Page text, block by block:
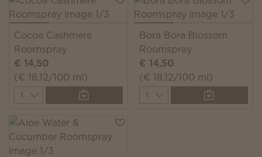
Cocoa Cashmere
Roomspray
€ 14,50
(€ 18,12/100 ml)
Quantity
Bora Bora Blossom
Roomspray
€ 14,50
(€ 18,12/100 ml)
Quantity